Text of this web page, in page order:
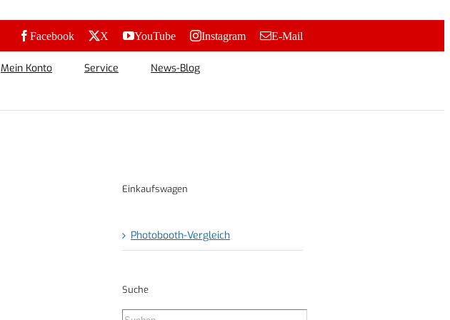
Facebook X YouTube Instagram E-Mail
Mein Konto Service News-Blog
Einkaufswagen
Photobooth-Vergleich
Suche